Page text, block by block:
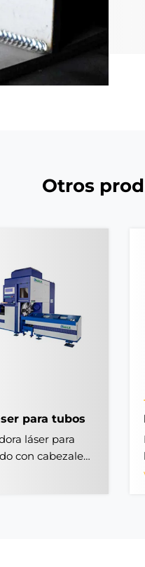
Otros
para tubos
láser para
con cabezales
alto